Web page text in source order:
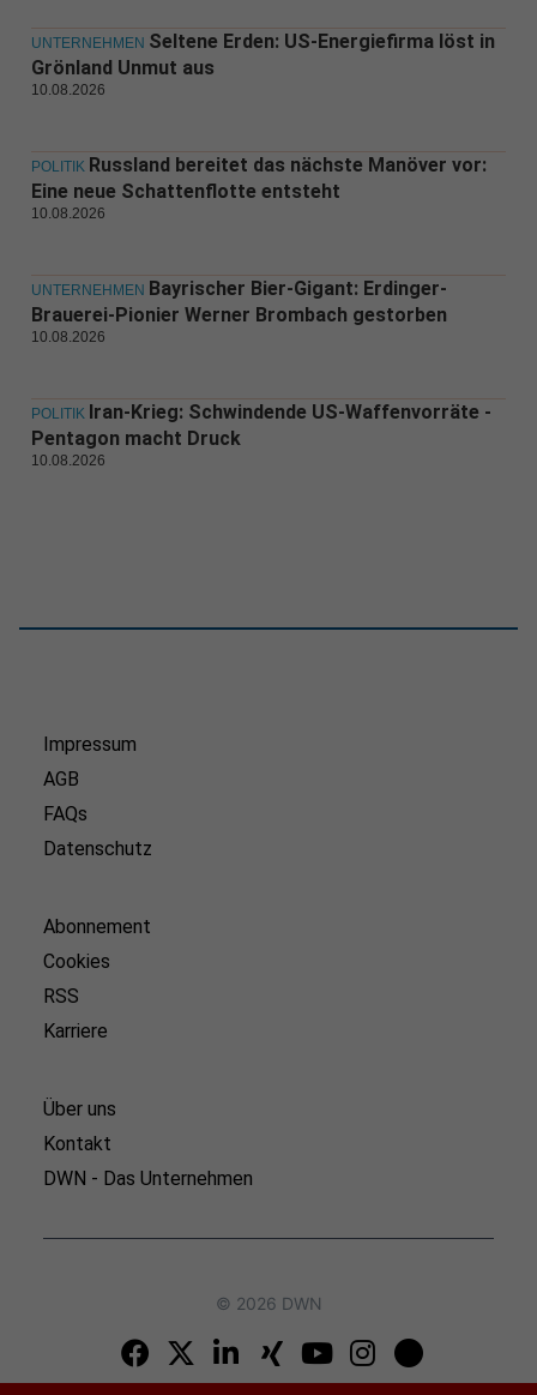
UNTERNEHMEN Seltene Erden: US-Energiefirma löst in
Grönland Unmut aus
10.08.2026
POLITIK Russland bereitet das nächste Manöver vor:
Eine neue Schattenflotte entsteht
10.08.2026
UNTERNEHMEN Bayrischer Bier-Gigant: Erdinger-
Brauerei-Pionier Werner Brombach gestorben
10.08.2026
POLITIK Iran-Krieg: Schwindende US-Waffenvorräte -
Pentagon macht Druck
10.08.2026
Impressum
AGB
FAQs
Datenschutz
Abonnement
Cookies
RSS
Karriere
Über uns
Kontakt
DWN - Das Unternehmen
© 2026 DWN